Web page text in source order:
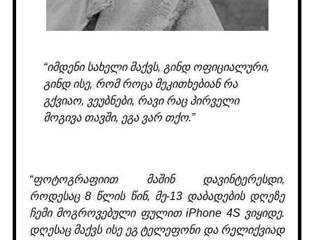
“იმდენი სახელი მაქვს, გინდ ოფიციალური,
გინდ ისე, რომ როცა მეკითხებიან რა
გქვიაო, ვეუბნები, რავი რაც პირველი
მოგივა თავში, ეგა ვარ თქო.”
“ფოტოგრაფიით მაშინ დავინტერესდი,
როდესაც 8 წლის წინ, მე-13 დაბადების დღეზე
ჩემი მოგროვებული ფულით iPhone 4S ვიყიდე.
დღესაც მაქვს ისე ეგ ტელეფონი და რელიქვიად